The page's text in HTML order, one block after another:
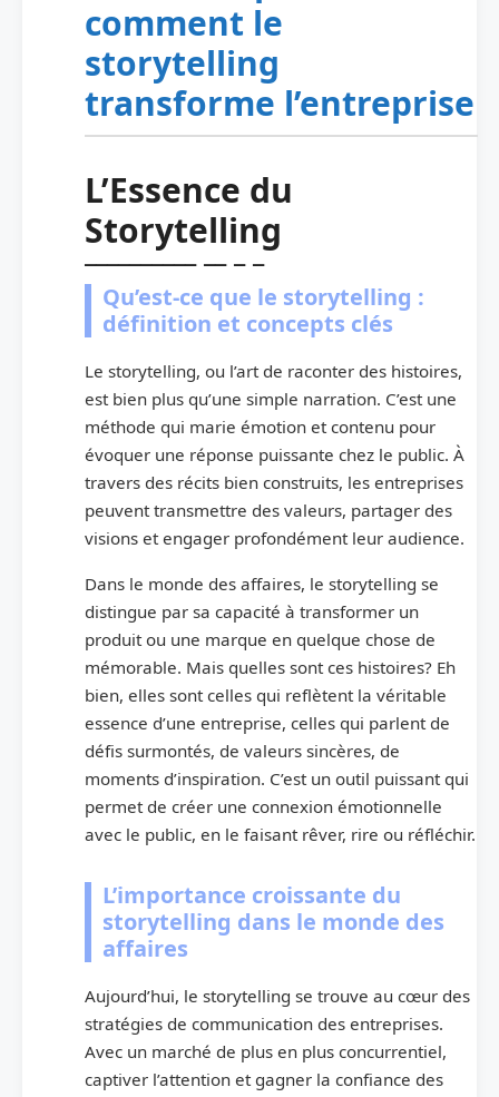
comment le
storytelling
transforme l’entreprise
L’Essence du
Storytelling
Qu’est-ce que le storytelling :
définition et concepts clés
Le storytelling, ou l’art de raconter des histoires,
est bien plus qu’une simple narration. C’est une
méthode qui marie émotion et contenu pour
évoquer une réponse puissante chez le public. À
travers des récits bien construits, les entreprises
peuvent transmettre des valeurs, partager des
visions et engager profondément leur audience.
Dans le monde des affaires, le storytelling se
distingue par sa capacité à transformer un
produit ou une marque en quelque chose de
mémorable. Mais quelles sont ces histoires? Eh
bien, elles sont celles qui reflètent la véritable
essence d’une entreprise, celles qui parlent de
défis surmontés, de valeurs sincères, de
moments d’inspiration. C’est un outil puissant qui
permet de créer une connexion émotionnelle
avec le public, en le faisant rêver, rire ou réfléchir.
L’importance croissante du
storytelling dans le monde des
affaires
Aujourd’hui, le storytelling se trouve au cœur des
stratégies de communication des entreprises.
Avec un marché de plus en plus concurrentiel,
captiver l’attention et gagner la confiance des